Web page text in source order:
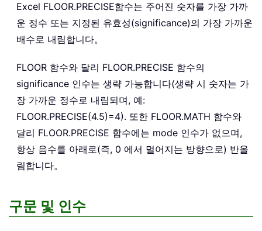
Excel FLOOR.PRECISE함수는 주어진 숫자를 가장 가까
운 정수 또는 지정된 유효성(significance)의 가장 가까운
배수로 내림합니다。
FLOOR 함수와 달리 FLOOR.PRECISE 함수의
significance 인수는 생략 가능합니다(생략 시 숫자는 가
장 가까운 정수로 내림되며, 예:
FLOOR.PRECISE(4.5)=4). 또한 FLOOR.MATH 함수와
달리 FLOOR.PRECISE 함수에는 mode 인수가 없으며,
항상 음수를 아래로(즉, 0 에서 멀어지는 방향으로) 반올
림합니다。
구문 및 인수